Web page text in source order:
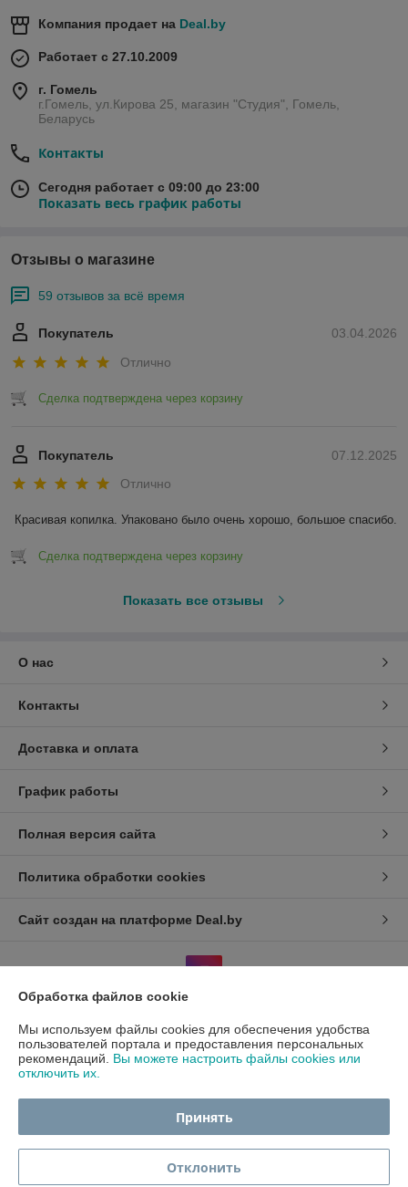
Компания продает на Deal.by
Работает с 27.10.2009
г. Гомель
г.Гомель, ул.Кирова 25, магазин "Студия", Гомель,
Беларусь
Контакты
Сегодня работает с 09:00 до 23:00
Показать весь график работы
Отзывы о магазине
59 отзывов за всё время
03.04.2026
Покупатель
Отлично
Сделка подтверждена через корзину
07.12.2025
Покупатель
Отлично
Красивая копилка. Упаковано было очень хорошо, большое спасибо.
Сделка подтверждена через корзину
Показать все отзывы
О нас
Контакты
Доставка и оплата
График работы
Полная версия сайта
Политика обработки cookies
Сайт создан на платформе Deal.by
Информация для покупателя
Индивидуальный предприниматель:
Пушкина 22а/5
Регистрационный номер ЕГР: 490689198
УНП: 490689198
Регистрационный орган: Администрация центрального района
Обработка файлов cookie
Мы используем файлы cookies для обеспечения удобства
пользователей портала и предоставления персональных
рекомендаций. Вы можете настроить файлы cookies или
отключить их.
Принять
Отклонить